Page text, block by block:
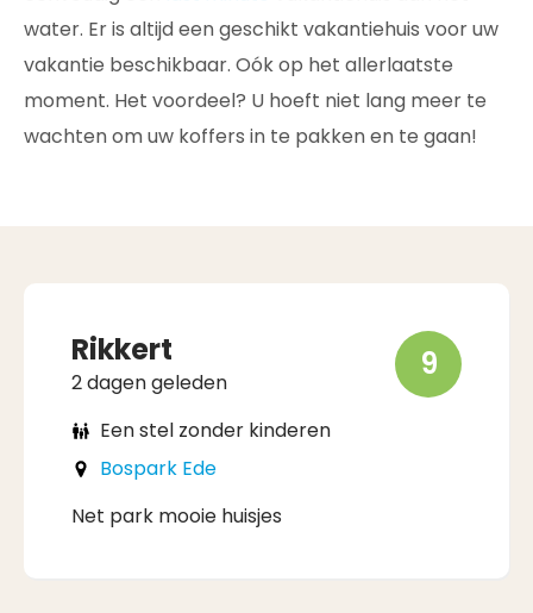
water. Er is altijd een geschikt vakantiehuis voor uw
vakantie beschikbaar. Oók op het allerlaatste
moment. Het voordeel? U hoeft niet lang meer te
wachten om uw koffers in te pakken en te gaan!
Rikkert
2 dagen geleden 9
Een stel zonder kinderen
Bospark Ede
Net park mooie huisjes